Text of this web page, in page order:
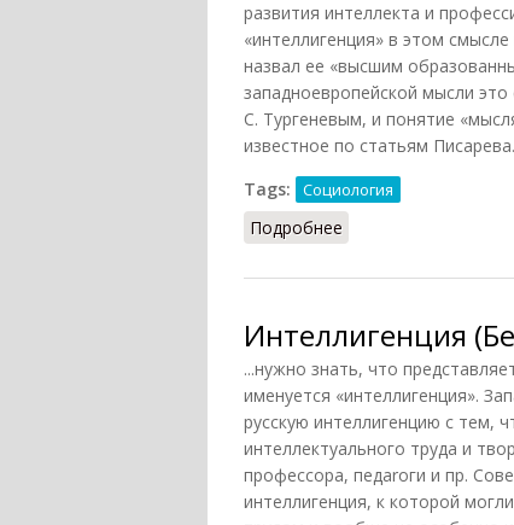
развития интеллекта и
«интеллигенция» в этом
назвал ее «высшим
западноевропейской мысли
С. Тургеневым, и понятие
известное по статьям Писарева.
Tags:
Социология
Подробнее
Интеллигенция
...нyжнo знaть, чтo
имeнyeтcя «интеллигенция».
pyccкyю интeллигeнцию c тeм,
интeллeктyaльнoгo тpyдa и
пpoфeccopa, пeдaroги и пp.
интeллигeнция, к кoтopoй